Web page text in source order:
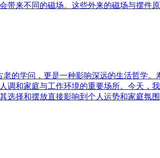
带来不同的磁场。这些外来的磁场与摆件
的学问，更是一种影响深远的生活哲学
和家庭与工作环境的重要场所。今天，
选择和摆放直接影响到个人运势和家庭氛